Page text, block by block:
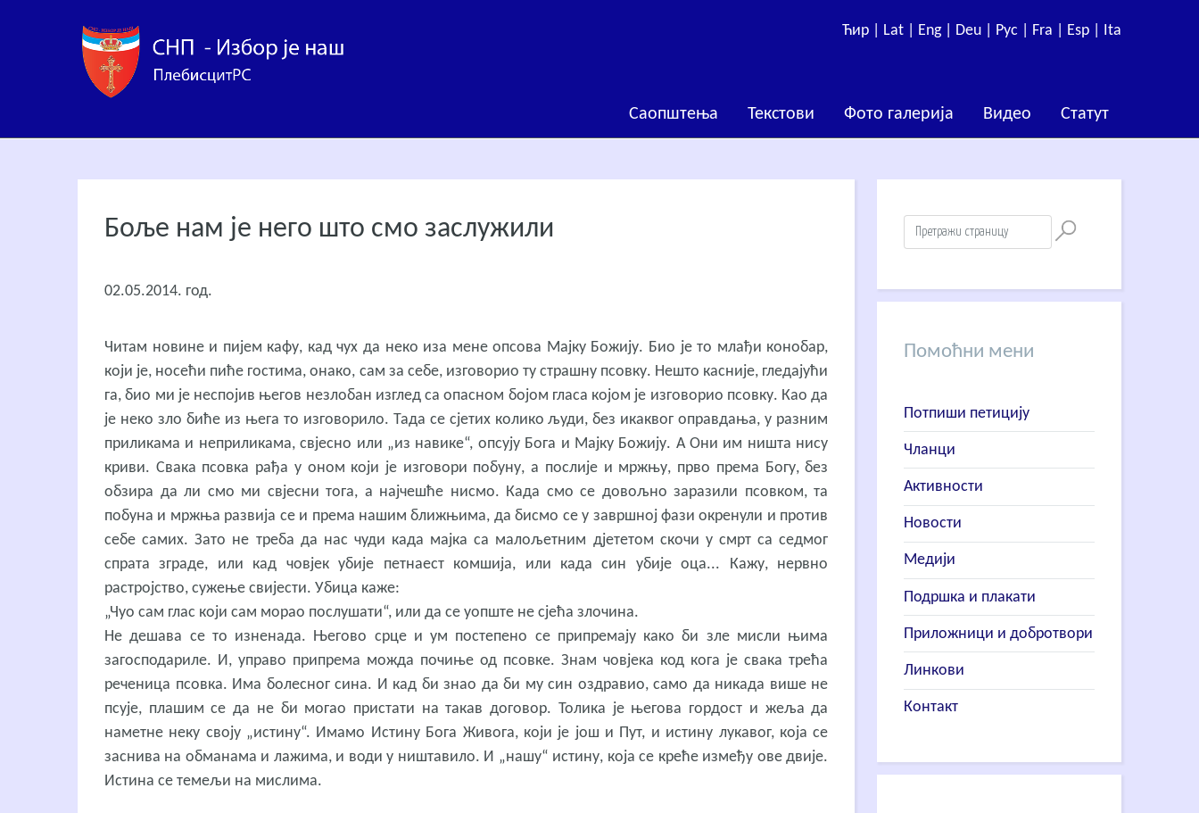
Ћир | Lat | Eng | Deu | Рус | Fra | Esp | Ita
Саопштења Текстови Фото галерија Видео Статут
Боље нам је него што смо заслужили
02.05.2014. год.
Читам новине и пијем кафу, кад чух да неко иза мене опсова Мајку Божију. Био је то млађи конобар,
који је, носећи пиће гостима, онако, сам за себе, изговорио ту страшну псовку. Нешто касније, гледајући
га, био ми је неспојив његов незлобан изглед са опасном бојом гласа којом је изговорио псовку. Као да
је неко зло биће из њега то изговорило. Тада се сјетих колико људи, без икаквог оправдања, у разним
приликама и неприликама, свјесно или „из навике“, опсују Бога и Мајку Божију. А Они им ништа нису
криви. Свака псовка рађа у оном који је изговори побуну, а послије и мржњу, прво према Богу, без
обзира да ли смо ми свјесни тога, а најчешће нисмо. Када смо се довољно заразили псовком, та
побуна и мржња развија се и према нашим ближњима, да бисмо се у завршној фази окренули и против
себе самих. Зато не треба да нас чуди када мајка са малољетним дјететом скочи у смрт са седмог
спрата зграде, или кад човјек убије петнаест комшија, или када син убије оца... Кажу, нервно
растројство, сужење свијести. Убица каже:
„Чуо сам глас који сам морао послушати“, или да се уопште не сјећа злочина.
Не дешава се то изненада. Његово срце и ум постепено се припремају како би зле мисли њима
загосподариле. И, управо припрема можда почиње од псовке. Знам човјека код кога је свака трећа
реченица псовка. Има болесног сина. И кад би знао да би му син оздравио, само да никада више не
псује, плашим се да не би могао пристати на такав договор. Толика је његова гордост и жеља да
наметне неку своју „истину“. Имамо Истину Бога Живога, који је још и Пут, и истину лукавог, која се
заснива на обманама и лажима, и води у ништавило. И „нашу“ истину, која се креће између ове двије.
Истина се темељи на мислима.
Помоћни мени
Потпиши петицију
Чланци
Активности
Новости
Медији
Подршка и плакати
Приложници и добротвори
Линкови
Контакт